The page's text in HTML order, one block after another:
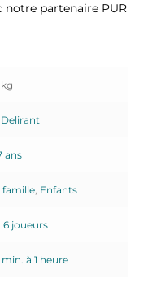
notre partenaire PUR
kg
Delirant
ans
famille, Enfants
6 joueurs
à 1 heure